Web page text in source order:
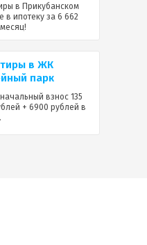
в Прикубанском
в ипотеку за 6 662
в ЖК
парк
взнос 135
+ 6900 рублей в